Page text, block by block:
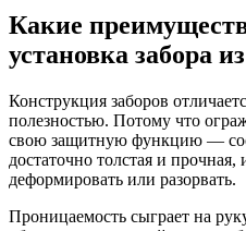
Какие
установка забора
Конструкция заборов
полезностью. Потому что
свою защитную функцию —
достаточно толстая и прочная,
деформировать или разорвать.
Проницаемость сыграет на